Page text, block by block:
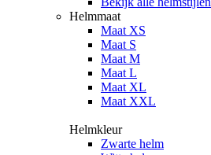
Helmmaat
Maat XS
Maat S
Maat M
Maat L
Maat XL
Maat XXL
Helmkleur
Zwarte helm